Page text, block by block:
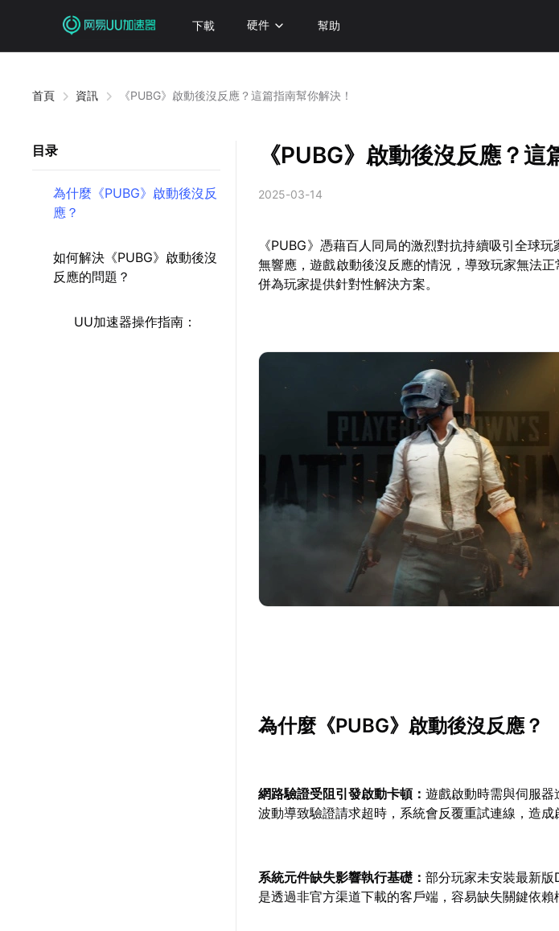
下載 硬件 幫助
首頁 資訊 《PUBG》啟動後沒反應？這篇指南幫你解決！
目录
為什麼《PUBG》啟動後沒反
應？
如何解決《PUBG》啟動後沒
反應的問題？
UU加速器操作指南：
《PUBG》啟動後沒反應？這
2025-03-14
《PUBG》憑藉百人同局的激烈對抗持續吸引全球
無響應，遊戲啟動後沒反應的情況，導致玩家無法
併為玩家提供針對性解決方案。
為什麼《PUBG》啟動後沒反應？
網路驗證受阻引發啟動卡頓：遊戲啟動時需與伺服
波動導致驗證請求超時，系統會反覆重試連線，造成
系統元件缺失影響執行基礎：部分玩家未安裝最新
是透過非官方渠道下載的客戶端，容易缺失關鍵依賴